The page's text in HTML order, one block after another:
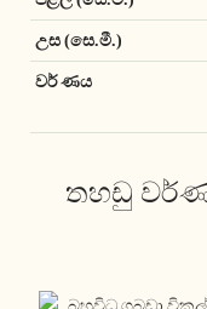
උස (සෙ.මී.)
වර් ණය
තහඩු